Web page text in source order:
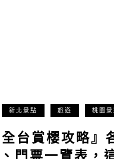
新北景點 旅遊 桃園景
台賞櫻攻略』
門票一覽表，